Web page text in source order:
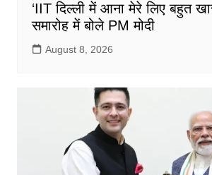
‘IIT दिल्ली में आना मेरे लिए बहुत
समारोह में बोले PM मोदी
August 8, 2026